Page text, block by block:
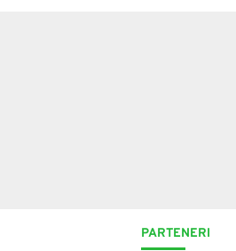
PARTENERI